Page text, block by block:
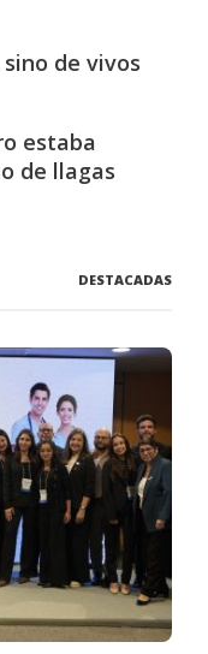
de vivos
estaba
de llagas
DESTACADAS